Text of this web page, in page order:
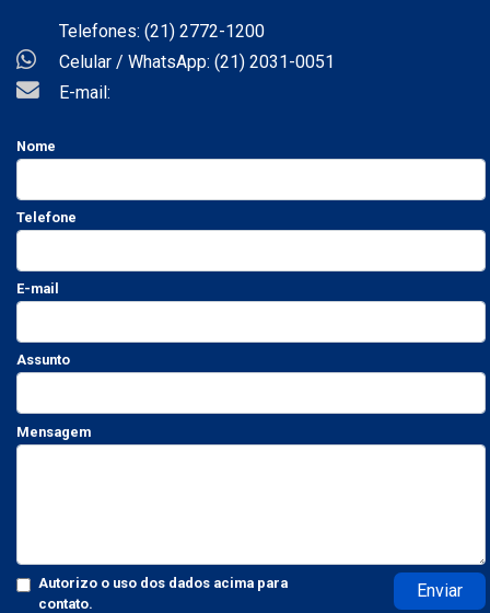
Telefones: (21) 2772-1200
Celular / WhatsApp: (21) 2031-0051
E-mail:
Nome
Telefone
E-mail
Assunto
Mensagem
Autorizo o uso dos dados acima para
contato.
Enviar